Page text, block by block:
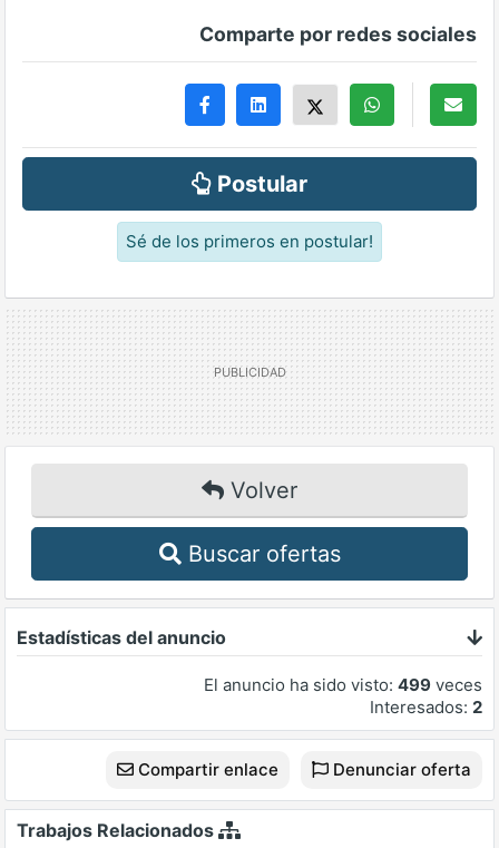
Comparte por redes sociales
Postular
Sé de los primeros en postular!
Volver
Buscar ofertas
Estadísticas del anuncio
El anuncio ha sido visto: 499 veces
Interesados: 2
Compartir enlace Denunciar oferta
Trabajos Relacionados